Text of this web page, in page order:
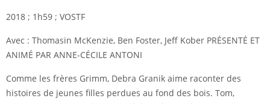
2018 ; 1h59 ; VOSTF
Avec : Thomasin McKenzie, Ben Foster, Jeff Kober PRÉSENTÉ ET
ANIMÉ PAR ANNE-CÉCILE ANTONI
Comme les frères Grimm, Debra Granik aime raconter des
histoires de jeunes filles perdues au fond des bois. Tom,